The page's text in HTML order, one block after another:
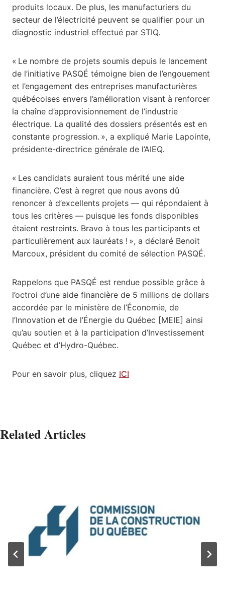
produits locaux. De plus, les manufacturiers du
secteur de l’électricité peuvent se qualifier pour un
diagnostic industriel effectué par STIQ.
« Le nombre de projets soumis depuis le lancement
de l’initiative PASQÉ témoigne bien de l’engouement
et l’engagement des entreprises manufacturières
québécoises envers l’amélioration visant à renforcer
la chaîne d’approvisionnement de l’industrie
électrique. La qualité des dossiers présentés est en
constante progression. », a expliqué Marie Lapointe,
présidente-directrice générale de l’AIEQ.
« Les candidats auraient tous mérité une aide
financière. C’est à regret que nous avons dû
renoncer à d’excellents projets — qui répondaient à
tous les critères — puisque les fonds disponibles
étaient restreints. Bravo à tous les participants et
particulièrement aux lauréats ! », a déclaré Benoit
Marcoux, président du comité de sélection PASQÉ.
Rappelons que PASQÉ est rendue possible grâce à
l’octroi d’une aide financière de 5 millions de dollars
accordée par le ministère de l’Économie, de
l’Innovation et de l’Énergie du Québec [MEIE] ainsi
qu’au soutien et à la participation d’Investissement
Québec et d’Hydro-Québec.
Pour en savoir plus, cliquez ICI
Related Articles